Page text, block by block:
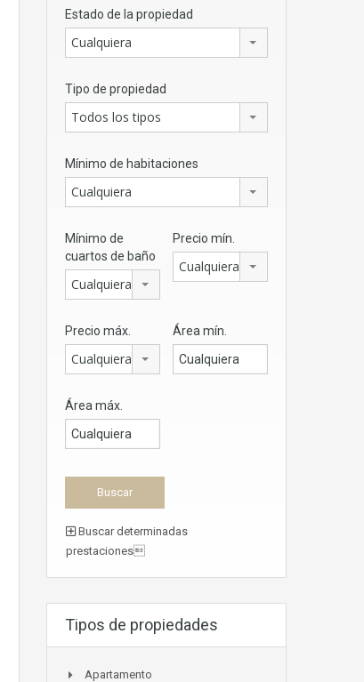
Estado de la propiedad
Cualquiera
Tipo de propiedad
Todos los tipos
Mínimo de habitaciones
Cualquiera
Mínimo de
cuartos de baño
Cualquiera
Precio mín.
Cualquiera
Precio máx.
Cualquiera
Área mín.
Área máx.
Buscar determinadas
prestaciones
Tipos de propiedades
Apartamento